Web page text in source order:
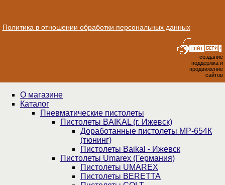
Политика в отношении обработки персональных данных
создание
поддержка и
продвижение
сайтов
О магазине
Каталог
Пнев­ма­ти­чес­кие пистолеты
Пистолеты BAIKAL (г. Ижевск)
Доработанные пистолеты МР-654К
(тюнинг)
Пистолеты Baikal - Ижевск
Пистолеты Umarex (Германия)
Пистолеты UMAREX
Пистолеты BERETTA